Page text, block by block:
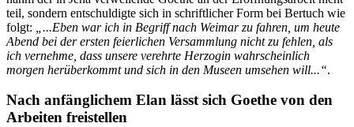
teil, sondern entschuldigte sich in schriftlicher Form bei Bertuch wie
folgt:
„...Eben war ich in Begriff nach Weimar zu fahren, um heute
Abend bei der ersten feierlichen Versammlung nicht zu fehlen, als
ich vernehme, dass unsere verehrte Herzogin wahrscheinlich
morgen herüberkommt und sich in den Museen umsehen will...“.
Nach anfänglichem Elan lässt sich Goethe von den
Arbeiten freistellen